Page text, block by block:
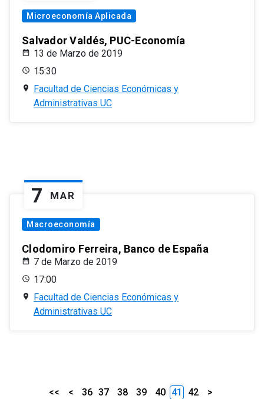
Microeconomía Aplicada
Salvador Valdés, PUC-Economía
13 de Marzo de 2019
15:30
Facultad de Ciencias Económicas y
Administrativas UC
7 MAR
Macroeconomía
Clodomiro Ferreira, Banco de España
7 de Marzo de 2019
17:00
Facultad de Ciencias Económicas y
Administrativas UC
<< < 36 37 38 39 40 41 42 >